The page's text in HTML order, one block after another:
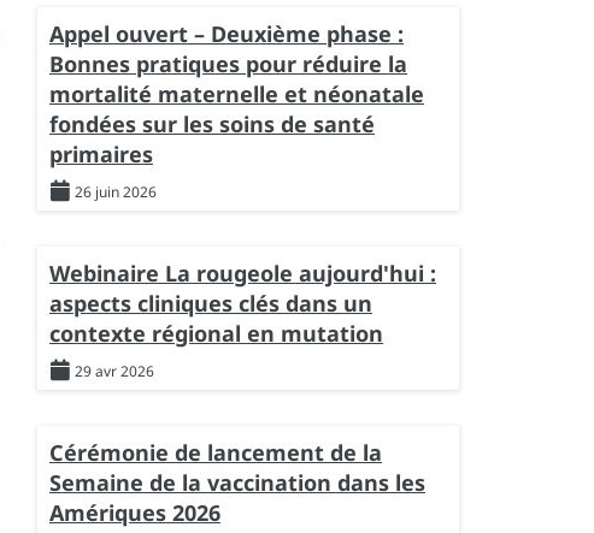
Appel ouvert – Deuxième phase :
Bonnes pratiques pour réduire la
mortalité maternelle et néonatale
fondées sur les soins de santé
primaires
26 juin 2026
Webinaire La rougeole aujourd'hui :
aspects cliniques clés dans un
contexte régional en mutation
29 avr 2026
Cérémonie de lancement de la
Semaine de la vaccination dans les
Amériques 2026